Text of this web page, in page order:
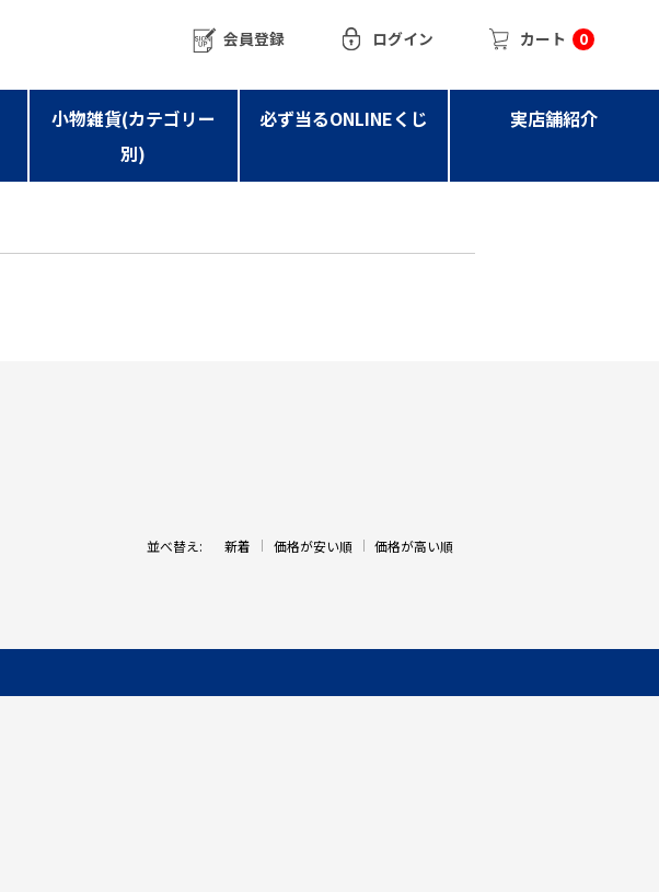
会員登録 ログイン カート 0
小物雑貨(カテゴリー
別)
必ず当るONLINEくじ 実店舗紹介
並べ替え: 新着 価格が安い順 価格が高い順